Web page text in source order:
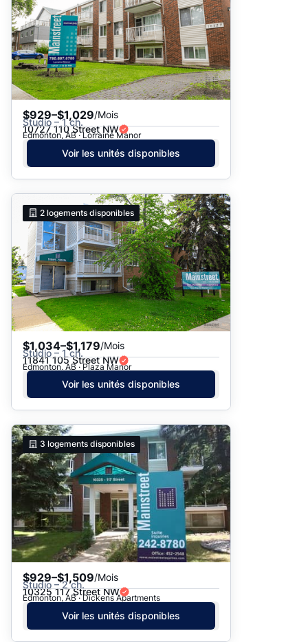
$929–$1,029/Mois
Studio – 1 ch.
10727 110 Street NW
Edmonton, AB · Lorraine Manor
Voir les unités disponibles
2 logements disponibles
$1,034–$1,179/Mois
Studio – 1 ch.
11841 105 Street NW
Edmonton, AB · Plaza Manor
Voir les unités disponibles
3 logements disponibles
$929–$1,509/Mois
Studio – 2 ch.
10325 117 Street NW
Edmonton, AB · Dickens Apartments
Voir les unités disponibles